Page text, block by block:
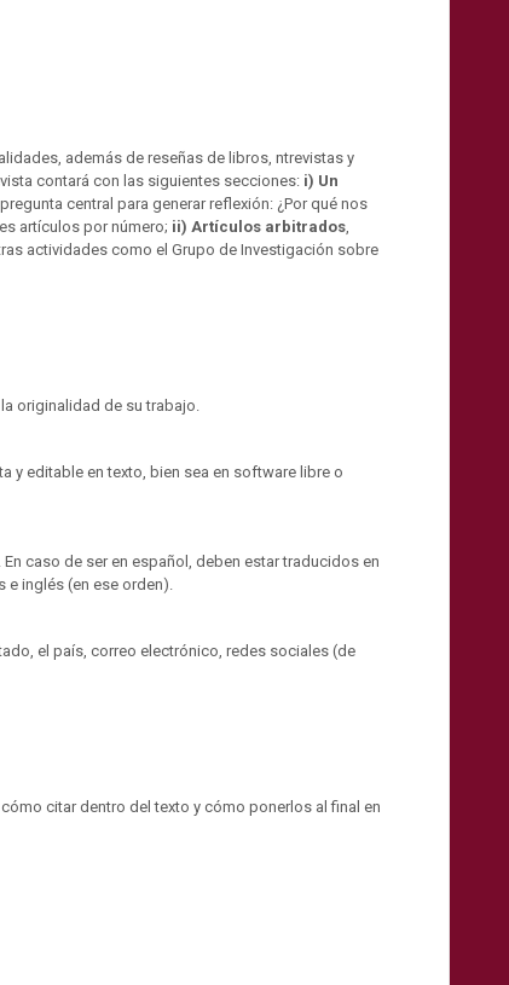
además de reseñas de libros, ntrevistas y
contará con las siguientes secciones: i) Un
central para generar reflexión: ¿Por qué nos
artículos por número; ii) Artículos arbitrados
actividades como el Grupo de Investigación sobre
originalidad de su trabajo.
y editable en texto, bien sea en software libre o
caso de ser en español, deben estar traducidos en
inglés (en ese orden).
el país, correo electrónico, redes sociales (de
citar dentro del texto y cómo ponerlos al final en